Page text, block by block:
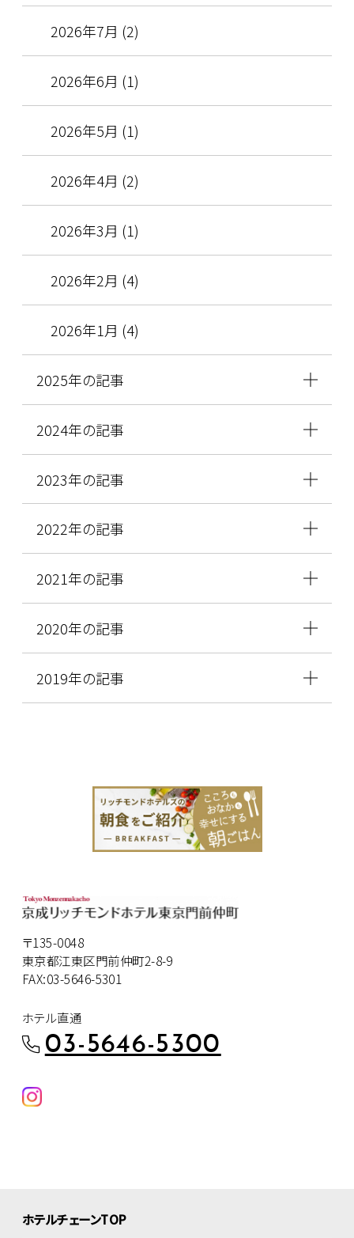
2026年7月 (2)
2026年6月 (1)
2026年5月 (1)
2026年4月 (2)
2026年3月 (1)
2026年2月 (4)
2026年1月 (4)
2025年の記事
2024年の記事
2023年の記事
2022年の記事
2021年の記事
2020年の記事
2019年の記事
〒135-0048
東京都江東区門前仲町2-8-9
FAX:03-5646-5301
ホテル直通
03-5646-5300
ホテルチェーンTOP